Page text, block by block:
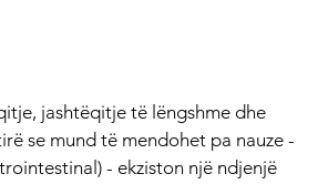
jashtëqitje të lëngshme dhe
se mund të mendohet pa nauze -
- ekziston një ndjenjë